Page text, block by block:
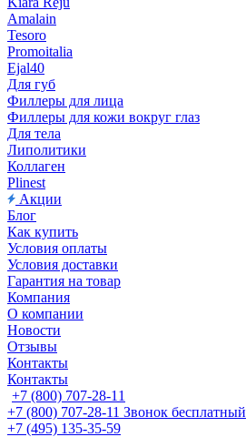
Amalain
Tesoro
Promoitalia
Ejal40
Для губ
Филлеры для лица
Филлеры для кожи вокруг глаз
Для тела
Липолитики
Коллаген
Plinest
Акции
Блог
Как купить
Условия оплаты
Условия доставки
Гарантия на товар
Компания
О компании
Новости
Отзывы
Контакты
Контакты
+7 (800) 707-28-11
+7 (800) 707-28-11 Звонок бесплатный
+7 (495) 135-35-59